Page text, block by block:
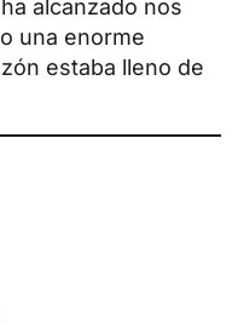
alcanzado nos
una enorme
estaba lleno de